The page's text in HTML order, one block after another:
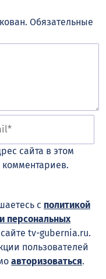
Обязательные
сайта в этом
с политикой
персональных
tv-gubernia.ru.
пользователей
авторизоваться.